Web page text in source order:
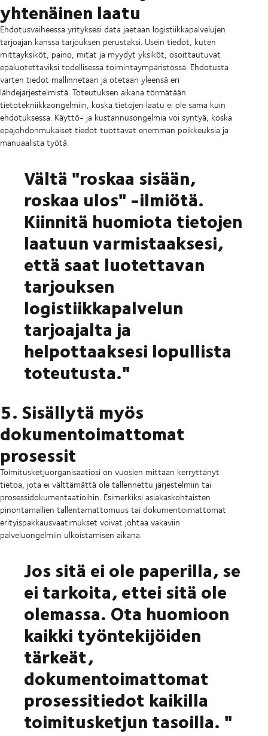
yhtenäinen laatu
Ehdotusvaiheessa yrityksesi data jaetaan logistiikkapalvelujen
tarjoajan kanssa tarjouksen perustaksi. Usein tiedot, kuten
mittayksiköt, paino, mitat ja myydyt yksiköt, osoittautuvat
epäluotettaviksi todellisessa toimintaympäristössä. Ehdotusta
varten tiedot mallinnetaan ja otetaan yleensä eri
lähdejärjestelmistä. Toteutuksen aikana törmätään
tietotekniikkaongelmiin, koska tietojen laatu ei ole sama kuin
ehdotuksessa. Käyttö- ja kustannusongelmia voi syntyä, koska
epäjohdonmukaiset tiedot tuottavat enemmän poikkeuksia ja
manuaalista työtä.
Vältä "roskaa sisään,
roskaa ulos" -ilmiötä.
Kiinnitä huomiota tietojen
laatuun varmistaaksesi,
että saat luotettavan
tarjouksen
logistiikkapalvelun
tarjoajalta ja
helpottaaksesi lopullista
toteutusta."
5. Sisällytä myös
dokumentoimattomat
prosessit
Toimitusketjuorganisaatiosi on vuosien mittaan kerryttänyt
tietoa, jota ei välttämättä ole tallennettu järjestelmiin tai
prosessidokumentaatioihin. Esimerkiksi asiakaskohtaisten
pinontamallien tallentamattomuus tai dokumentoimattomat
erityispakkausvaatimukset voivat johtaa vakaviin
palveluongelmiin ulkoistamisen aikana.
Jos sitä ei ole paperilla, se
ei tarkoita, ettei sitä ole
olemassa. Ota huomioon
kaikki työntekijöiden
tärkeät,
dokumentoimattomat
prosessitiedot kaikilla
toimitusketjun tasoilla. "